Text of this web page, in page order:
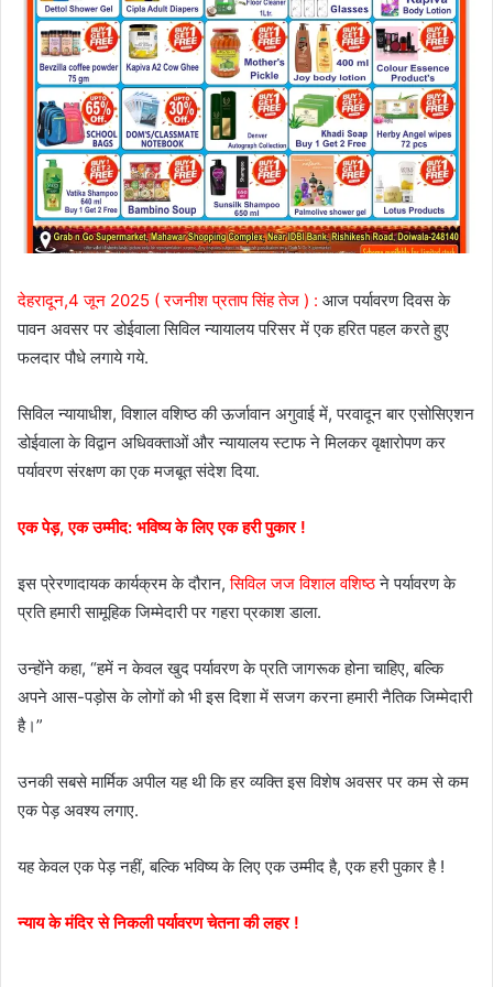
देहरादून,4 जून 2025 ( रजनीश प्रताप सिंह तेज ) : आज पर्यावरण दिवस के
पावन अवसर पर डोईवाला सिविल न्यायालय परिसर में एक हरित पहल करते हुए
फलदार पौधे लगाये गये.
सिविल न्यायाधीश, विशाल वशिष्ठ की ऊर्जावान अगुवाई में, परवादून बार एसोसिएशन
डोईवाला के विद्वान अधिवक्ताओं और न्यायालय स्टाफ ने मिलकर वृक्षारोपण कर
पर्यावरण संरक्षण का एक मजबूत संदेश दिया.
एक पेड़, एक उम्मीद: भविष्य के लिए एक हरी पुकार !
इस प्रेरणादायक कार्यक्रम के दौरान,सिविल जज विशाल वशिष्ठने पर्यावरण के
प्रति हमारी सामूहिक जिम्मेदारी पर गहरा प्रकाश डाला.
उन्होंने कहा, “हमें न केवल खुद पर्यावरण के प्रति जागरूक होना चाहिए, बल्कि
अपने आस-पड़ोस के लोगों को भी इस दिशा में सजग करना हमारी नैतिक जिम्मेदारी
है।”
उनकी सबसे मार्मिक अपील यह थी कि हर व्यक्ति इस विशेष अवसर पर कम से कम
एक पेड़ अवश्य लगाए.
यह केवल एक पेड़ नहीं, बल्कि भविष्य के लिए एक उम्मीद है, एक हरी पुकार है !
न्याय के मंदिर से निकली पर्यावरण चेतना की लहर !